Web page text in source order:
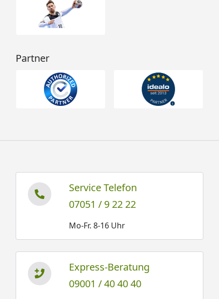
Partner
Service Telefon
07051 / 9 22 22
Mo-Fr. 8-16 Uhr
Express-Beratung
09001 / 40 40 40